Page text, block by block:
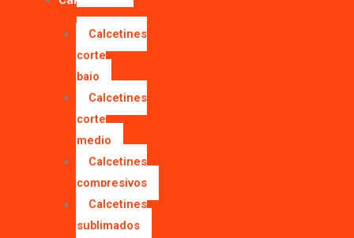
Calcetines
corte
bajo
Calcetines
corte
medio
Calcetines
compresivos
Calcetines
sublimados